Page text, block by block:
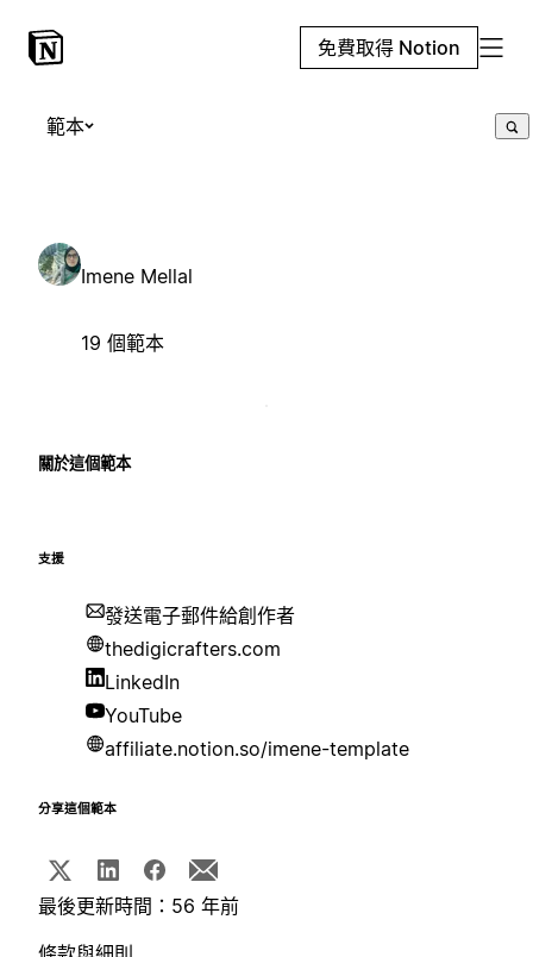
免費取得 Notion
範本
Imene Mellal
19 個範本
關於這個範本
支援
發送電子郵件給創作者
thedigicrafters.com
LinkedIn
YouTube
affiliate.notion.so/imene-template
分享這個範本
最後更新時間：56 年前